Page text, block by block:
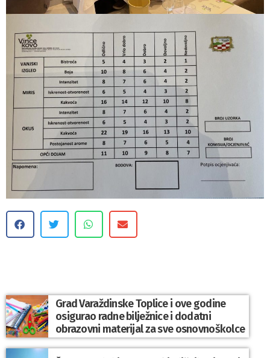
Grad Varaždinske Toplice i ove godine
osigurao radne bilježnice i dodatni
obrazovni materijal za sve osnovnoškolce